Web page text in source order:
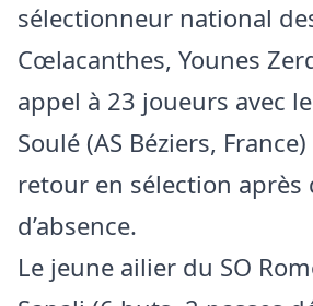
sélectionneur national
Cœlacanthes, Younes
appel à 23 joueurs avec
Soulé (AS Béziers,
retour en sélection après
d’absence.
Le jeune ailier du SO